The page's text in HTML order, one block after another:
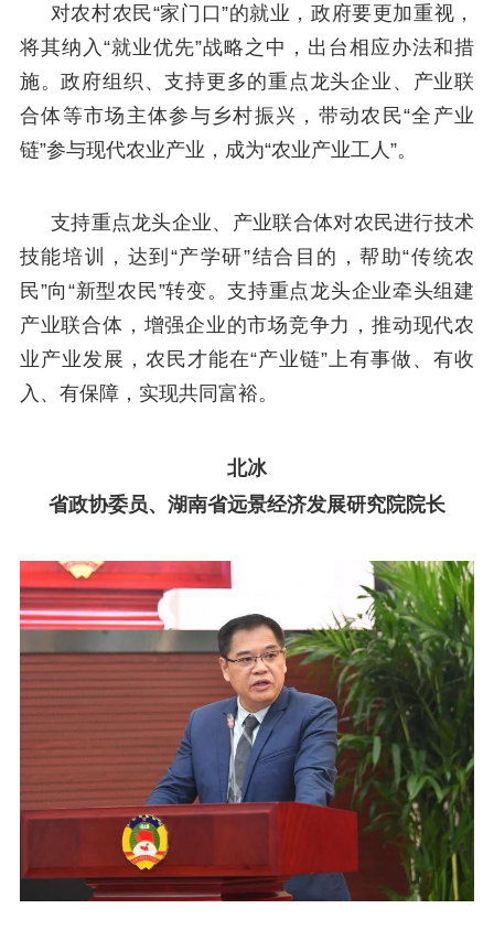
对农村农民“家门口”的就业，政府要更加重视，
将其纳入“就业优先”战略之中，出台相应办法和措
施。政府组织、支持更多的重点龙头企业、产业联
合体等市场主体参与乡村振兴，带动农民“全产业
链”参与现代农业产业，成为“农业产业工人”。
支持重点龙头企业、产业联合体对农民进行技术
技能培训，达到“产学研”结合目的，帮助“传统农
民”向“新型农民”转变。支持重点龙头企业牵头组建
产业联合体，增强企业的市场竞争力，推动现代农
业产业发展，农民才能在“产业链”上有事做、有收
入、有保障，实现共同富裕。
北冰
省政协委员、湖南省远景经济发展研究院院长